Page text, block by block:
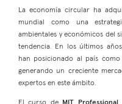
La economía circular ha
mundial como una
ambientales y económicos del
tendencia. En los últimos
han posicionado al país
generando un creciente
expertos en este ámbito.